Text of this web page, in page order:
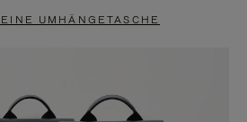
UMHÄNGETASCHE